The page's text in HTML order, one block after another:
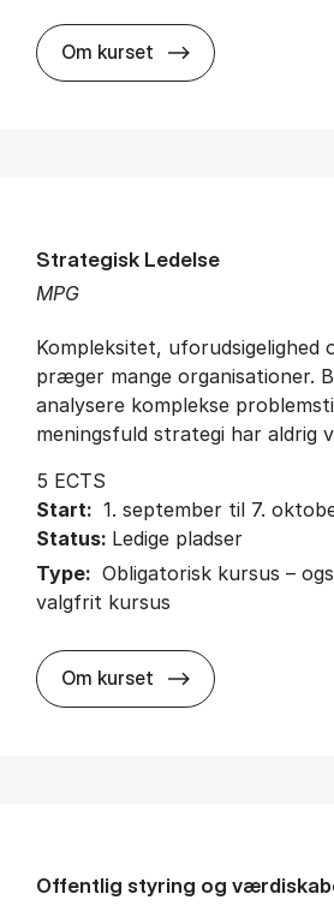
Om kurset about
MPG
Strategisk Ledelse
Kompleksitet, uforudsigelighed
præger mange organisationer.
analysere komplekse
meningsfuld strategi har aldrig
5 ECTS
Start: 1. september til 7.
Status: Ledige pladser
Type: Obligatorisk kursus –
valgfrit kursus
Om kurset about
Offentlig styring og